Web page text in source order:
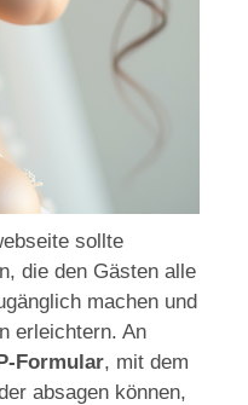
sollte
die den Gästen alle
machen und
erleichtern. An
Formular, mit dem
absagen können,